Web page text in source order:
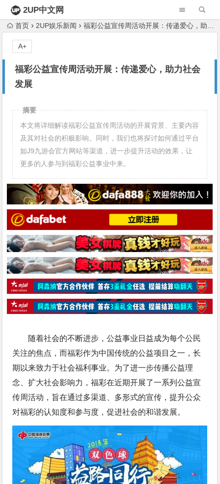
2UP中文网
首页 2UP娱乐新闻 福彩公益宣传周活动开展：传递爱心，助力社会发展
福彩公益宣传周活动开展：传递爱心，助力社会
发展
A+
摘要
本文将详细解读福彩公益宣传周活动的开展背景、主要内容
及其对社会的积极影响。同时，我们也将探讨如何通过平台
如J9九游会官方网站等渠道，进一步提升活动的效果，让
更多的人参与到福彩公益事业中来。
随着社会的不断进步，公益事业日益成为每个公民
关注的焦点，而福彩作为中国传统的公益项目之一，长
期以来致力于社会福利事业。为了进一步传播公益理
念、扩大社会影响力，福彩在近期开展了一系列公益宣
传周活动，旨在通过多渠道、多形式的宣传，提升公众
对福彩的认知度和参与度，促进社会的和谐发展。